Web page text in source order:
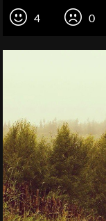
4 0